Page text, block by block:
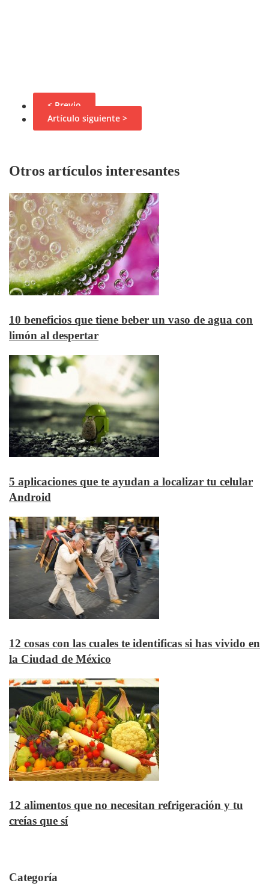
< Previo
Artículo siguiente >
Otros artículos interesantes
10 beneficios que tiene beber un vaso de agua con
limón al despertar
5 aplicaciones que te ayudan a localizar tu celular
Android
12 cosas con las cuales te identificas si has vivido en
la Ciudad de México
12 alimentos que no necesitan refrigeración y tu
creías que sí
Categoría